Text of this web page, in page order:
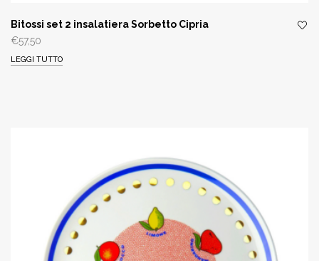
Bitossi set 2 insalatiera Sorbetto Cipria
€57,50
LEGGI TUTTO